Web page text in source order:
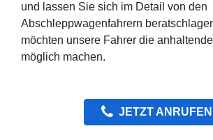
und lassen Sie sich im Detail von den
Abschleppwagenfahrern
möchten unsere Fahrer die
möglich machen.
JETZT ANRUFEN